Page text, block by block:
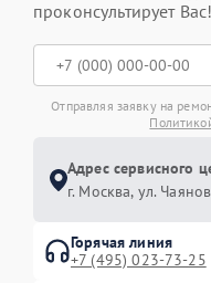
проконсультирует Вас!
Отправляя заявку на
Адрес сервисного
г. Москва, ул.
Горячая линия
+7 (495) 023-73-25